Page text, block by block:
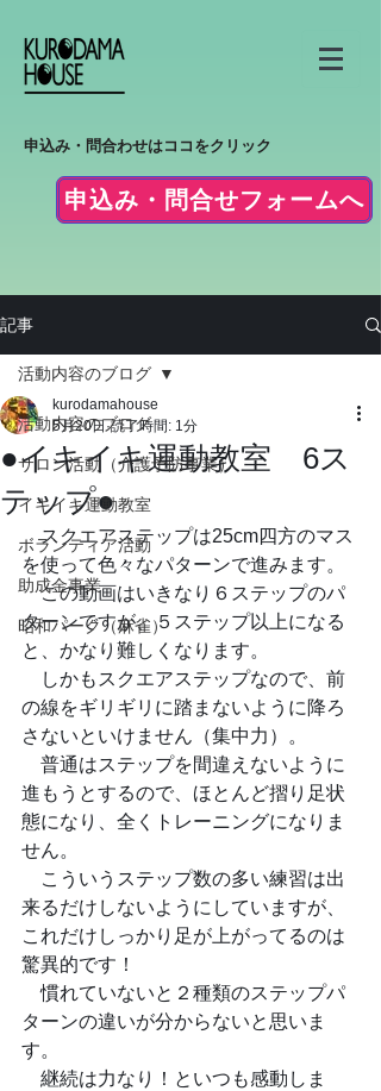
申込み・問合わせはココをクリック
申込み・問合せフォームへ
記事
活動内容のブログ
サロン活動（介護予防事業）
イキイキ運動教室
ボランティア活動
助成金事業
昭和パーク（麻雀）
活動内容のブログ
●イキイキ運動教室 6ス
テップ●
kurodamahouse
5月20日 読了時間: 1分
スクエアステップは25cm四方のマス
を使って色々なパターンで進みます。
この動画はいきなり６ステップのパ
ターンですが、５ステップ以上になる
と、かなり難しくなります。
しかもスクエアステップなので、前
の線をギリギリに踏まないように降ろ
さないといけません（集中力）。
普通はステップを間違えないように
進もうとするので、ほとんど摺り足状
態になり、全くトレーニングになりま
せん。
こういうステップ数の多い練習は出
来るだけしないようにしていますが、
これだけしっかり足が上がってるのは
驚異的です！
慣れていないと２種類のステップパ
ターンの違いが分からないと思いま
す。
継続は力なり！といつも感動しま